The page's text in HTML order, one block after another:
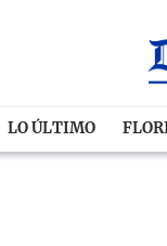
LO ÚLTIMO